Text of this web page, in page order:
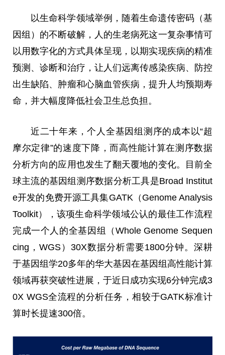
以生命科学领域举例，随着生命遗传密码（基
因组）的不断破解，人的生老病死这一复杂事情可
以用数字化的方式具体呈现，以期实现疾病的精准
预测、诊断和治疗，让人们远离传感染疾病、防控
出生缺陷、肿瘤和心脑血管疾病，提升人均预期寿
命，并大幅度降低社会卫生总负担。
近二十年来，个人全基因组测序的成本以“超
摩尔定律”的速度下降，而高性能计算在测序数据
分析方向的应用也发生了翻天覆地的变化。目前全
球主流的基因组测序数据分析工具是Broad Institut
e开发的免费开源工具集GATK（Genome Analysis
Toolkit），该项生命科学领域公认的最佳工作流程
完成一个人的全基因组（Whole Genome Sequen
cing，WGS）30X数据分析需要1800分钟。深耕
于基因组学20多年的华大基因在基因组高性能计算
领域再获突破性进展，于近 日成功实现6分钟完成3
0X WGS全流程的分析任务，相较于GATK标准计
算时长提速300倍。